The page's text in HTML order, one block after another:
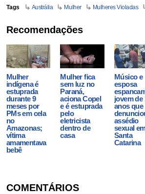
Tags Austrália Mulher Mulheres Violadas
Recomendações
Mulher
indígena é
estuprada
durante 9
meses por
PMs em cela
no
Amazonas;
vítima
amamentava
bebê
Mulher fica
sem luz no
Paraná,
aciona Copel
e é estuprada
pelo
eletricista
dentro de
casa
Músico e
esposa
jovem de
anos que
assédio
sexual
Santa
Catarina
COMENTÁRIOS